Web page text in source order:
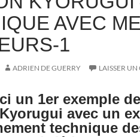
AVEC
1
ADRIEN DE GUERRY LAISSER
un 1er exemple
avec un
technique